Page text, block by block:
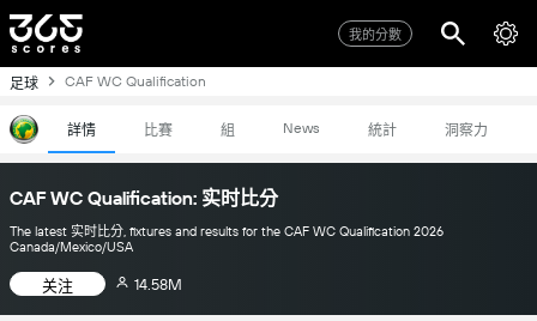
我的分數
足球 CAF WC Qualification
詳情 比賽 組 News 統計 洞察力
CAF WC Qualification: 实时比分
The latest 实时比分, fixtures and results for the CAF WC Qualification 2026
Canada/Mexico/USA
关注 14.58M